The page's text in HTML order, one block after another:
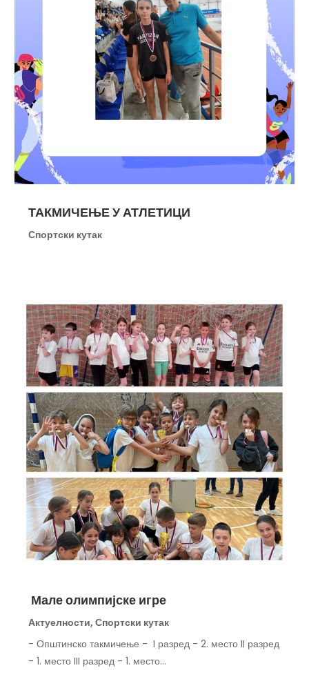
ТАКМИЧЕЊЕ У АТЛЕТИЦИ
Спортски кутак
Мале олимпијске игре
Актуелности,Спортски кутак
- Општинско такмичење - I разред - 2. место II разред
- 1. место III разред - 1. место...